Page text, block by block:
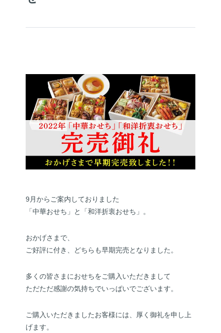
9月からご案内しておりました
「中華おせち」と「和洋折衷おせち」。
おかげさまで、
ご好評に付き、どちらも早期完売となりました。
多くの皆さまにおせちをご購入いただきまして
ただただ感謝の気持ちでいっぱいでございます。
ご購入いただきましたお客様には、厚く御礼を申し上
げます。